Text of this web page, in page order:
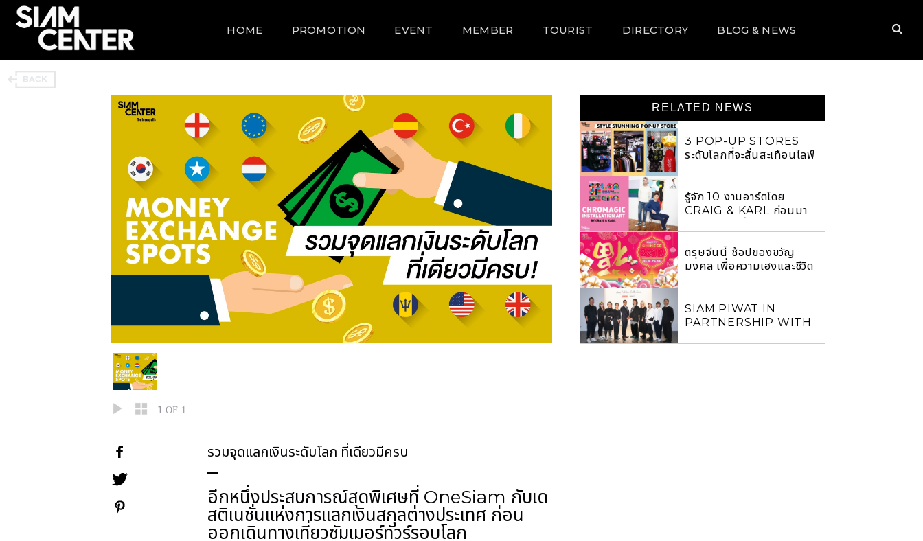
HOME PROMOTION EVENT MEMBER TOURIST DIRECTORY BLOG & NEWS
1 OF 1
รวมจุดแลกเงินระดับโลก ที่เดียวมีครบ
อีกหนึ่งประสบการณ์สุดพิเศษที่ OneSiam กับเด
สติเนชั่นแห่งการแลกเงินสกุลต่างประเทศ ก่อน
ออกเดินทางเที่ยวซัมเมอร์ทัวร์รอบโลก
RELATED NEWS
3 POP-UP STORES
ระดับโลกที่จะสั่นสะเทือนไลฟ์
รู้จัก 10 งานอาร์ตโดย
CRAIG & KARL ก่อนมา
ตรุษจีนนี้ ช้อปของขวัญ
มงคล เพื่อความเฮงและชีวิต
SIAM PIWAT IN
PARTNERSHIP WITH